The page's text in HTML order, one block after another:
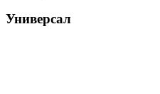
Универсал